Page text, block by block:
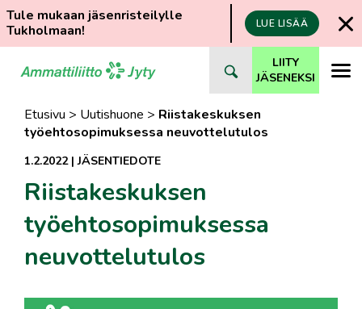
Tule mukaan jäsenristeilylle
Tukholmaan!
LUE LISÄÄ
suoraan
LIITY
JÄSENEKSI
Etusivu > Uutishuone > Riistakeskuksen
työehtosopimuksessa neuvottelutulos
1.2.2022|JÄSENTIEDOTE
Riistakeskuksen
työehtosopimuksessa
neuvottelutulos